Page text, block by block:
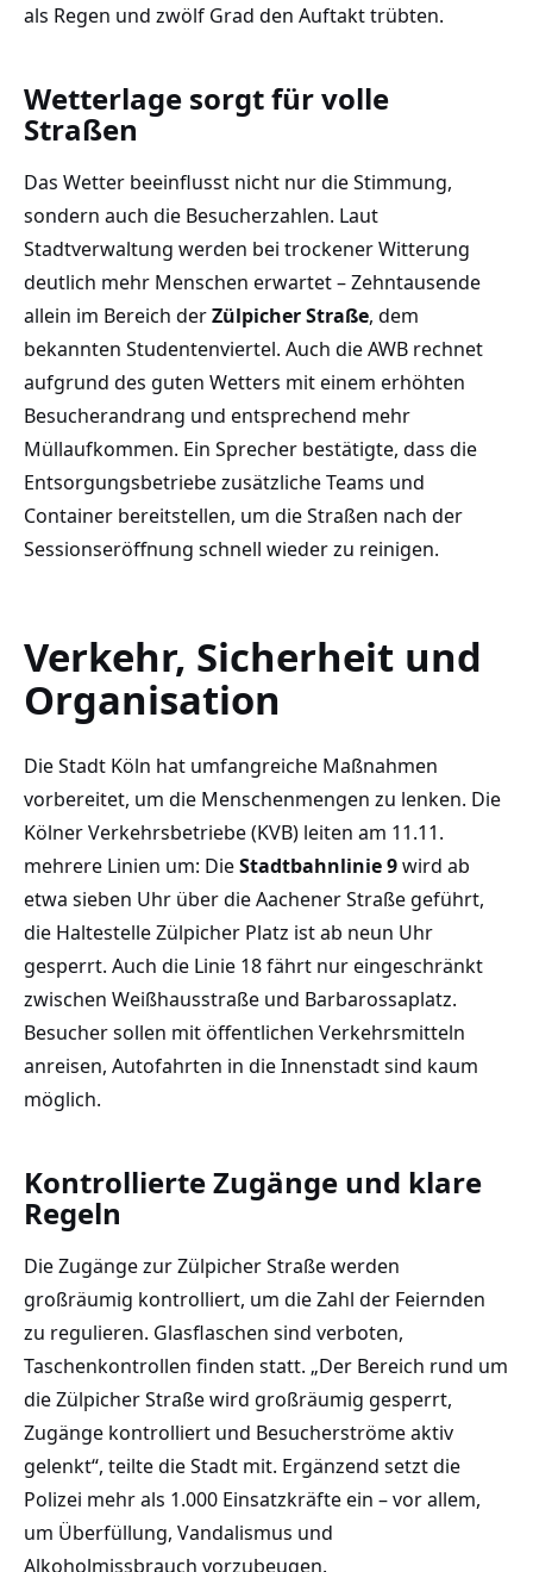
als Regen und zwölf Grad den Auftakt trübten.
Wetterlage sorgt für volle
Straßen
Das Wetter beeinflusst nicht nur die Stimmung,
sondern auch die Besucherzahlen. Laut
Stadtverwaltung werden bei trockener Witterung
deutlich mehr Menschen erwartet – Zehntausende
allein im Bereich derZülpicher Straße, dem
bekannten Studentenviertel. Auch die AWB rechnet
aufgrund des guten Wetters mit einem erhöhten
Besucherandrang und entsprechend mehr
Müllaufkommen. Ein Sprecher bestätigte, dass die
Entsorgungsbetriebe zusätzliche Teams und
Container bereitstellen, um die Straßen nach der
Sessionseröffnung schnell wieder zu reinigen.
Verkehr, Sicherheit und
Organisation
Die Stadt Köln hat umfangreiche Maßnahmen
vorbereitet, um die Menschenmengen zu lenken. Die
Kölner Verkehrsbetriebe (KVB) leiten am 11.11.
mehrere Linien um: DieStadtbahnlinie 9wird ab
etwa sieben Uhr über die Aachener Straße geführt,
die Haltestelle Zülpicher Platz ist ab neun Uhr
gesperrt. Auch die Linie 18 fährt nur eingeschränkt
zwischen Weißhausstraße und Barbarossaplatz.
Besucher sollen mit öffentlichen Verkehrsmitteln
anreisen, Autofahrten in die Innenstadt sind kaum
möglich.
Kontrollierte Zugänge und klare
Regeln
Die Zugänge zur Zülpicher Straße werden
großräumig kontrolliert, um die Zahl der Feiernden
zu regulieren. Glasflaschen sind verboten,
Taschenkontrollen finden statt. „Der Bereich rund um
die Zülpicher Straße wird großräumig gesperrt,
Zugänge kontrolliert und Besucherströme aktiv
gelenkt“, teilte die Stadt mit. Ergänzend setzt die
Polizei mehr als 1.000 Einsatzkräfte ein – vor allem,
um Überfüllung, Vandalismus und
Alkoholmissbrauch vorzubeugen.